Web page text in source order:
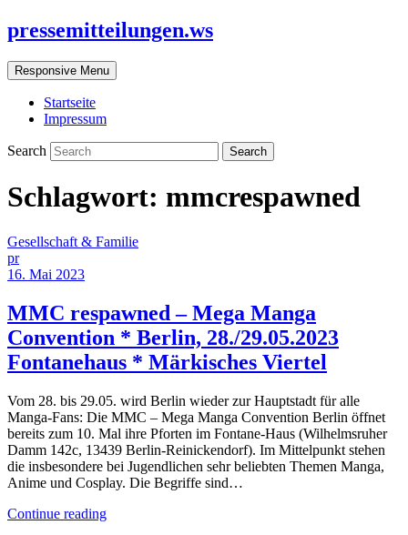
pressemitteilungen.ws
Responsive Menu
Startseite
Impressum
Search
Schlagwort: mmcrespawned
Gesellschaft & Familie
pr
16. Mai 2023
MMC respawned – Mega Manga
Convention * Berlin, 28./29.05.2023
Fontanehaus * Märkisches Viertel
Vom 28. bis 29.05. wird Berlin wieder zur Hauptstadt für alle
Manga-Fans: Die MMC – Mega Manga Convention Berlin öffnet
bereits zum 10. Mal ihre Pforten im Fontane-Haus (Wilhelmsruher
Damm 142c, 13439 Berlin-Reinickendorf). Im Mittelpunkt stehen
die insbesondere bei Jugendlichen sehr beliebten Themen Manga,
Anime und Cosplay. Die Begriffe sind…
Continue reading